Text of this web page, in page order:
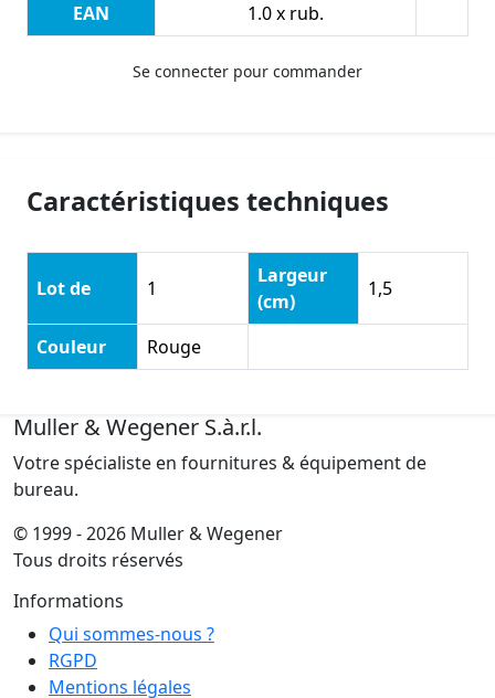
EAN
1.0 x rub.
Se connecter pour commander
Caractéristiques techniques
Lot de 1
Largeur
(cm)
1,5
Couleur Rouge
Muller & Wegener S.à.r.l.
Votre spécialiste en fournitures & équipement de
bureau.
© 1999 - 2026 Muller & Wegener
Tous droits réservés
Informations
Qui sommes-nous ?
RGPD
Mentions légales